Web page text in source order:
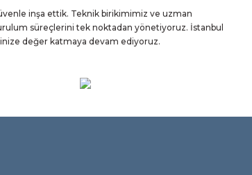
inşa ettik. Teknik birikimimiz ve uzman
süreçlerini tek noktadan yönetiyoruz. İstanbul
değer katmaya devam ediyoruz.